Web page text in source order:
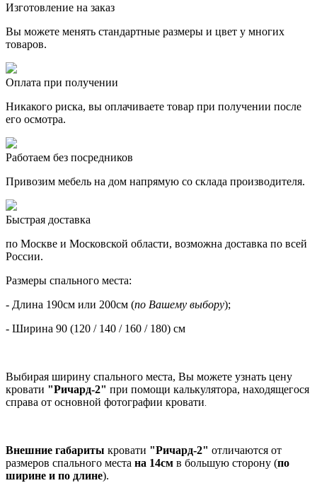
Изготовление на заказ
Вы можете менять стандартные размеры и цвет у многих
товаров.
Оплата при получении
Никакого риска, вы оплачиваете товар при получении после
его осмотра.
Работаем без посредников
Привозим мебель на дом напрямую со склада производителя.
Быстрая доставка
по Москве и Московской области, возможна доставка по всей
России.
Размеры спального места:
- Длина 190см или 200см (по Вашему выбору);
- Ширина 90 (120 / 140 / 160 / 180) см
Выбирая ширину спального места, Вы можете узнать цену
кровати "Ричард-2" при помощи калькулятора, находящегося
справа от основной фотографии кровати.
Внешние габариты кровати "Ричард-2" отличаются от
размеров спального места на 14см в большую сторону (по
ширине и по длине).